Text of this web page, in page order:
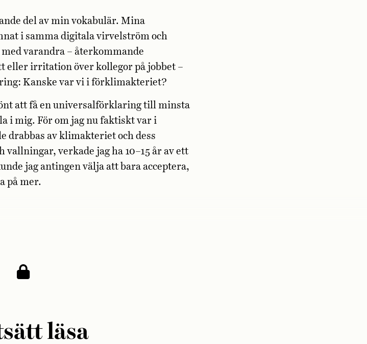
del av min vokabulär. Mina
i samma digitala virvelström och
varandra – återkommande
eller irritation över kollegor på jobbet –
Kanske var vi i förklimakteriet?
att få en universalförklaring till minsta
i mig. För om jag nu faktiskt var i
drabbas av klimakteriet och dess
vallningar, verkade jag ha 10–15 år av ett
jag antingen välja att bara acceptera,
på mer.
läsa